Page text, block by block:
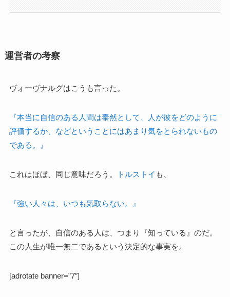
運営者の考察
ヴォーヴナルグはこうも言った。
『本当に自信のある人間は泰然として、人が彼をどのように
評価するか、などということにはあまり気をとられないもの
である。』
これはほぼ、同じ意味だろう。 トルストイ も、
『強い人々は、いつも気取らない。』
と言ったが、自信のある人は、つまり『知っている』のだ。
この人生が唯一無二であるという決定的な事実を。
[adrotate banner=”7″]